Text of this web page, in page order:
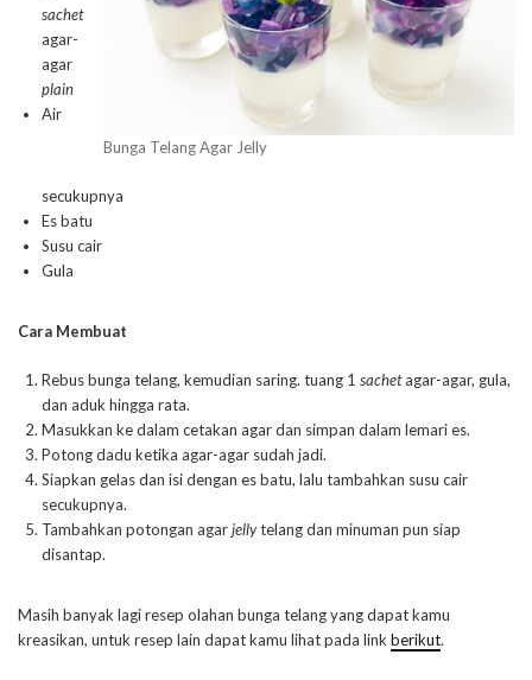
Bunga Telang Agar Jelly
sachet
agar-
agar
plain
Air
secukupnya
Es batu
Susu cair
Gula
Cara Membuat
Rebus bunga telang, kemudian saring. tuang 1 sachetagar-agar, gula,
dan aduk hingga rata.
Masukkan ke dalam cetakan agar dan simpan dalam lemari es.
Potong dadu ketika agar-agar sudah jadi.
Siapkan gelas dan isi dengan es batu, lalu tambahkan susu cair
secukupnya.
Tambahkan potongan agarjellytelang dan minuman pun siap
disantap.
Masih banyak lagi resep olahan bunga telang yang dapat kamu
kreasikan, untuk resep lain dapat kamu lihat pada link berikut.